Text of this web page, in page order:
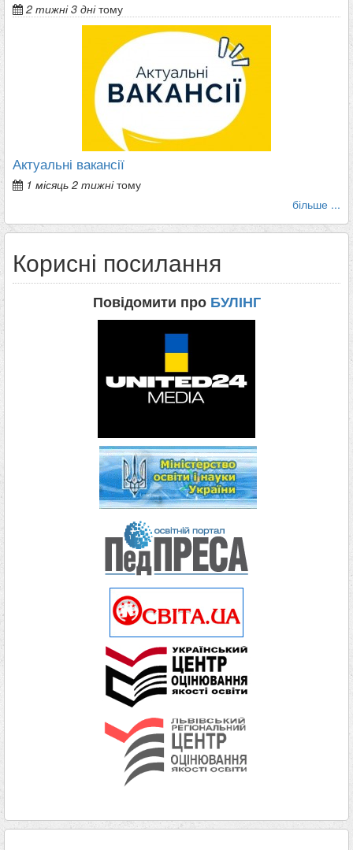
2 тижні 3 днітому
Актуальні вакансії
1 місяць 2 тижнітому
більше ...
Корисні посилання
Повідомити про БУЛІНГ